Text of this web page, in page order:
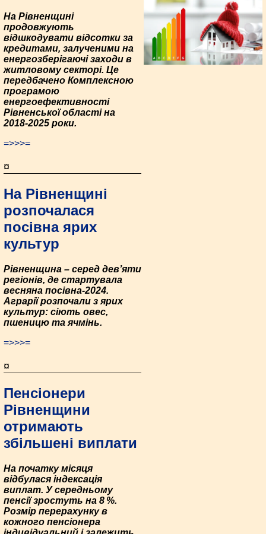
На Рівненщині
продовжують
відшкодувати відсотки за
кредитами, залученими на
енергозберігаючі заходи в
житловому секторі. Це
передбачено Комплексною
програмою
енергоефективності
Рівненської області на
2018-2025 роки.
=>>>=
¤
На Рівненщині
розпочалася
посівна ярих
культур
Рівненщина – серед дев’яти
регіонів, де стартувала
весняна посівна-2024.
Аграрії розпочали з ярих
культур: сіють овес,
пшеницю та ячмінь.
=>>>=
¤
Пенсіонери
Рівненщини
отримають
збільшені виплати
На початку місяця
відбулася індексація
виплат. У середньому
пенсії зростуть на 8 %.
Розмір перерахунку в
кожного пенсіонера